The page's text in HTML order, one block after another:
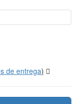
de entrega)